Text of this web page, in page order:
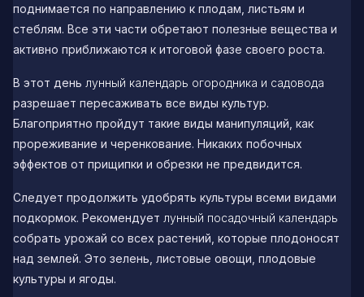
поднимается по направлению к плодам, листьям и
стеблям. Все эти части обретают полезные вещества и
активно приближаются к итоговой фазе своего роста.
В этот день лунный календарь огородника и садовода
разрешает пересаживать все виды культур.
Благоприятно пройдут такие виды манипуляций, как
прореживание и черенкование. Никаких побочных
эффектов от прищипки и обрезки не предвидится.
Следует продолжить удобрять культуры всеми видами
подкормок. Рекомендует лунный посадочный календарь
собрать урожай со всех растений, которые плодоносят
над землей. Это зелень, листовые овощи, плодовые
культуры и ягоды.